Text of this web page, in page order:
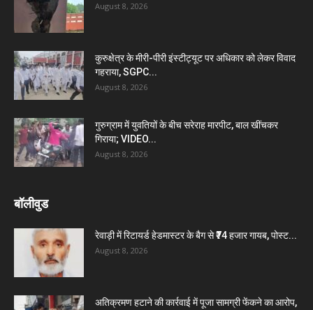
August 8, 2026
कुरुक्षेत्र के मीरी-पीरी इंस्टीट्यूट पर अधिकार को लेकर विवाद
गहराया, SGPC...
August 8, 2026
गुरुग्राम में युवतियों के बीच सरेराह मारपीट, बाल खींचकर
गिराया; VIDEO...
August 8, 2026
बॉलीवुड
रेवाड़ी में रिटायर्ड हेडमास्टर के बैग से ₹74 हजार गायब, पोस्ट...
August 8, 2026
अतिक्रमण हटाने की कार्रवाई में पूजा सामग्री फेंकने का आरोप,